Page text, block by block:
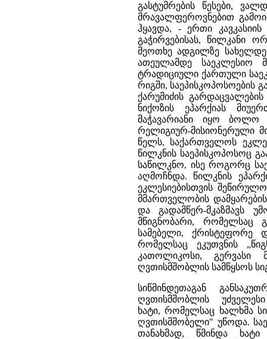
გასტუმრების წესები,
მრავალფეროვნებით
ჰყავდა, - ერთი
გაჭირვებისას, წილკანი
მეოთხე ადგილზე
ათეულამდე საეკლესიო
ტრადიციული ქართული
რიგში, საეპისკოპოსოების
ქარუმიძის
ნიქოზის ეპარქიას
მაჭავარიანი იყო ბოლო
რელიგიურ-მისიონერული
წელს, საქართველოს
წილკნის საეპისკოპოსოც
საწილკნო, ისე როგორც
აღმოჩნდა. წილკნის
ეკლესიებისთვის
მმართველობის
და გადამწერ-მკაზმავს
მწიგნობარი, რომელსაც
სამებელი, ქრისტეფორე
რომელსაც ეკუთვნის
კათოლიკოსი, გერვასი
ღვთისმშობლის სამწყსოს
სიწმინდეთაგან
ღვთისმშობლის
ხატი, რომელსაც ხალხმა
ღვთისმშობელი" უწოდა.
თანახმად, წმინდა